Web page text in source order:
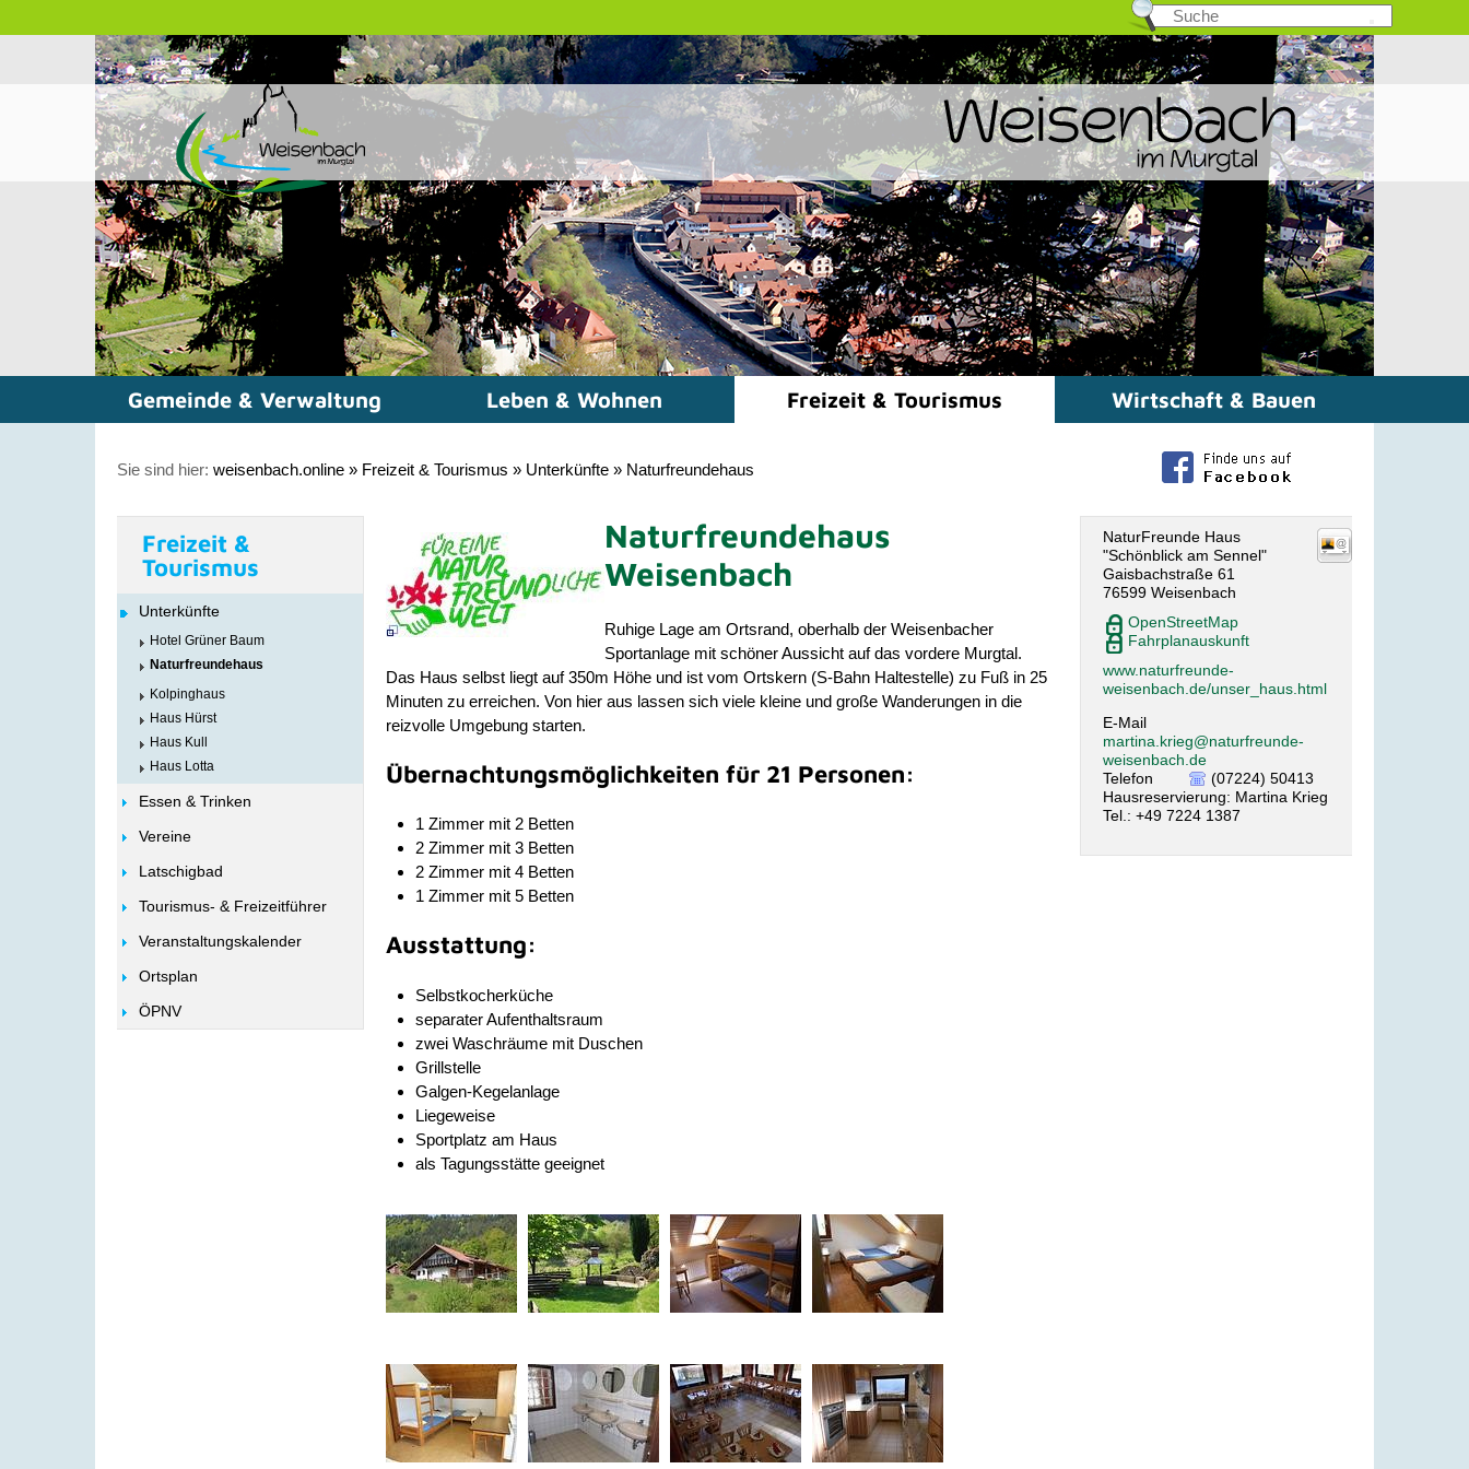
Gemeinde & Verwaltung Leben & Wohnen Freizeit & Tourismus Wirtschaft & Bauen
Sie sind hier: weisenbach.online » Freizeit & Tourismus » Unterkünfte » Naturfreundehaus
Freizeit &
Tourismus
Unterkünfte
Hotel Grüner Baum
Naturfreundehaus
Kolpinghaus
Haus Hürst
Haus Kull
Haus Lotta
Essen & Trinken
Vereine
Latschigbad
Tourismus- & Freizeitführer
Veranstaltungskalender
Ortsplan
ÖPNV
Naturfreundehaus
Weisenbach
Ruhige Lage am Ortsrand, oberhalb der Weisenbacher
Sportanlage mit schöner Aussicht auf das vordere Murgtal.
Das Haus selbst liegt auf 350m Höhe und ist vom Ortskern (S-Bahn Haltestelle) zu Fuß in 25
Minuten zu erreichen. Von hier aus lassen sich viele kleine und große Wanderungen in die
reizvolle Umgebung starten.
Übernachtungsmöglichkeiten für 21 Personen:
1 Zimmer mit 2 Betten
2 Zimmer mit 3 Betten
2 Zimmer mit 4 Betten
1 Zimmer mit 5 Betten
Ausstattung:
Selbstkocherküche
separater Aufenthaltsraum
zwei Waschräume mit Duschen
Grillstelle
Galgen-Kegelanlage
Liegeweise
Sportplatz am Haus
als Tagungsstätte geeignet
NaturFreunde Haus
"Schönblick am Sennel"
Gaisbachstraße 61
76599 Weisenbach
OpenStreetMap
Fahrplanauskunft
www.naturfreunde-
weisenbach.de/unser_haus.html
E-Mail
martina.krieg@naturfreunde-
weisenbach.de
Telefon
(07224) 50413
Hausreservierung: Martina Krieg
Tel.: +49 7224 1387